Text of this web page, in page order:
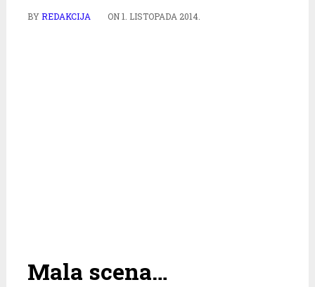
BYREDAKCIJA ON1. LISTOPADA 2014.
Mala scena…